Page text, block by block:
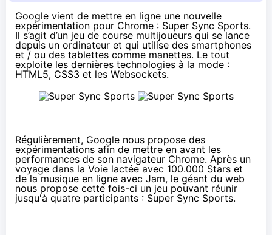
Google vient de mettre en ligne une nouvelle
expérimentation pour Chrome : Super Sync Sports.
Il s’agit d’un jeu de course multijoueurs qui se lance
depuis un ordinateur et qui utilise des smartphones
et / ou des tablettes comme manettes. Le tout
exploite les dernières technologies à la mode :
HTML5, CSS3 et les Websockets.
Régulièrement, Google nous propose des
expérimentations afin de mettre en avant les
performances de son navigateur Chrome. Après un
voyage dans la Voie lactée avec 100.000 Stars et
de la musique en ligne avec Jam, le géant du web
nous propose cette fois-ci un jeu pouvant réunir
jusqu'à quatre participants : Super Sync Sports.